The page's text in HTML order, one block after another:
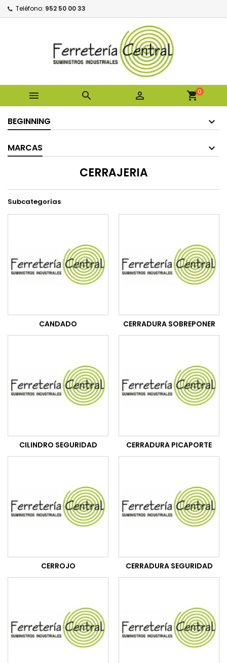
Teléfono: 952 50 00 33
   shopping_cart0
BEGINNING
MARCAS
CERRAJERIA
Subcategorías
CANDADO CERRADURA SOBREPONER
CILINDRO SEGURIDAD CERRADURA PICAPORTE
CERROJO CERRADURA SEGURIDAD